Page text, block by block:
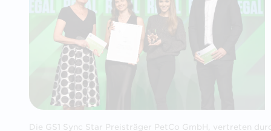
Die GS1 Sync Star Preisträger PetCo GmbH, vertreten